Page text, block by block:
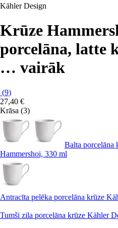
Kähler Design
Krūze
porcelāna, latte
… vairāk
(9)
27,40 €
Krāsa (3)
Balta porcelāna
Hammershoi, 330 ml
Antracīta pelēka porcelāna krūze
Tumši zila porcelāna krūze Kähler